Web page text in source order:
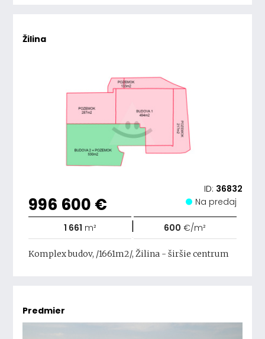
Žilina
ID: 36832
996 600 € Na predaj
1 661 m² | 600 €/m²
Komplex budov, /1661m2/, Žilina - širšie centrum
Predmier